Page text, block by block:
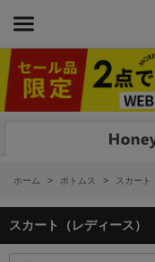
ホーム > ボトムス > スカート
スカート（レディース）